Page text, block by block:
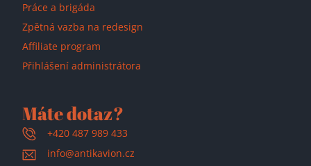
Práce a brigáda
Zpětná vazba na redesign
Affiliate program
Přihlášení administrátora
Máte dotaz?
+420 487 989 433
info@antikavion.cz